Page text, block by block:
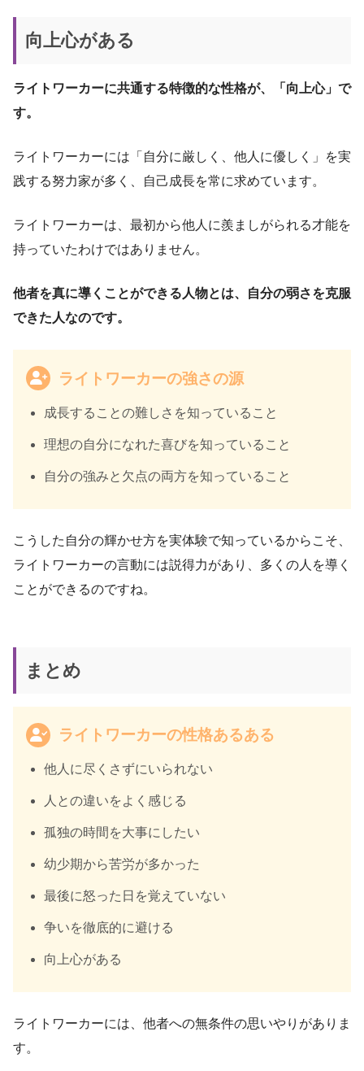
向上心がある
ライトワーカーに共通する特徴的な性格が、「向上心」で
す。
ライトワーカーには「自分に厳しく、他人に優しく」を実
践する努力家が多く、自己成長を常に求めています。
ライトワーカーは、最初から他人に羨ましがられる才能を
持っていたわけではありません。
他者を真に導くことができる人物とは、自分の弱さを克服
できた人なのです。
ライトワーカーの強さの源
成長することの難しさを知っていること
理想の自分になれた喜びを知っていること
自分の強みと欠点の両方を知っていること
こうした自分の輝かせ方を実体験で知っているからこそ、
ライトワーカーの言動には説得力があり、多くの人を導く
ことができるのですね。
まとめ
ライトワーカーの性格あるある
他人に尽くさずにいられない
人との違いをよく感じる
孤独の時間を大事にしたい
幼少期から苦労が多かった
最後に怒った日を覚えていない
争いを徹底的に避ける
向上心がある
ライトワーカーには、他者への無条件の思いやりがありま
す。